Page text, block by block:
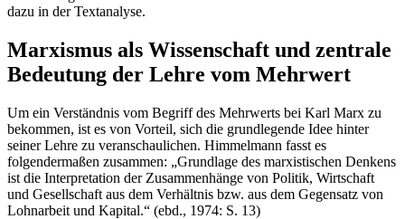
dazu in der Textanalyse.
Marxismus als Wissenschaft und zentrale
Bedeutung der Lehre vom Mehrwert
Um ein Verständnis vom Begriff des Mehrwerts bei Karl Marx zu
bekommen, ist es von Vorteil, sich die grundlegende Idee hinter
seiner Lehre zu veranschaulichen. Himmelmann fasst es
folgendermaßen zusammen: „Grundlage des marxistischen Denkens
ist die Interpretation der Zusammenhänge von Politik, Wirtschaft
und Gesellschaft aus dem Verhältnis bzw. aus dem Gegensatz von
Lohnarbeit und Kapital.“ (ebd., 1974: S. 13)